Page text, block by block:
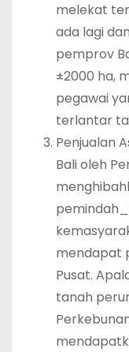
melekat
ada lagi
pemprov
±2000 ha,
pegawai
terlantar
Penjualan
Bali oleh
mendapat
Pusat.
tanah